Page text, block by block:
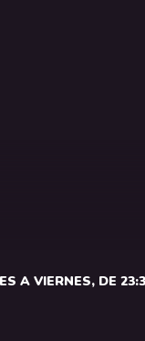
A VIERNES, DE